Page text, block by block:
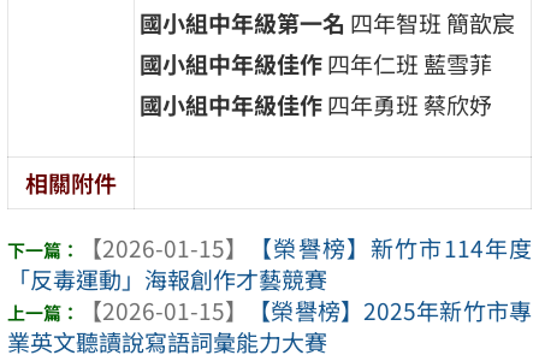
國小組中年級第一名 四年智班 簡歆宸
國小組中年級佳作四年仁班 藍雪菲
國小組中年級佳作四年勇班 蔡欣妤
相關附件
【2026-01-15】
【榮譽榜】新竹市114年度
「反毒運動」海報創作才藝競賽
【2026-01-15】
【榮譽榜】2025年新竹市專
業英文聽讀說寫語詞彙能力大賽